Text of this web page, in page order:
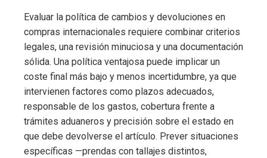
Evaluar la política de cambios y devoluciones en
compras internacionales requiere combinar criterios
legales, una revisión minuciosa y una documentación
sólida. Una política ventajosa puede implicar un
coste final más bajo y menos incertidumbre, ya que
intervienen factores como plazos adecuados,
responsable de los gastos, cobertura frente a
trámites aduaneros y precisión sobre el estado en
que debe devolverse el artículo. Prever situaciones
específicas —prendas con tallajes distintos,